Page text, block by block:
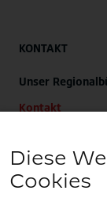
KONTAKT
Unser
Kontakt
+32
Diese
Cookies